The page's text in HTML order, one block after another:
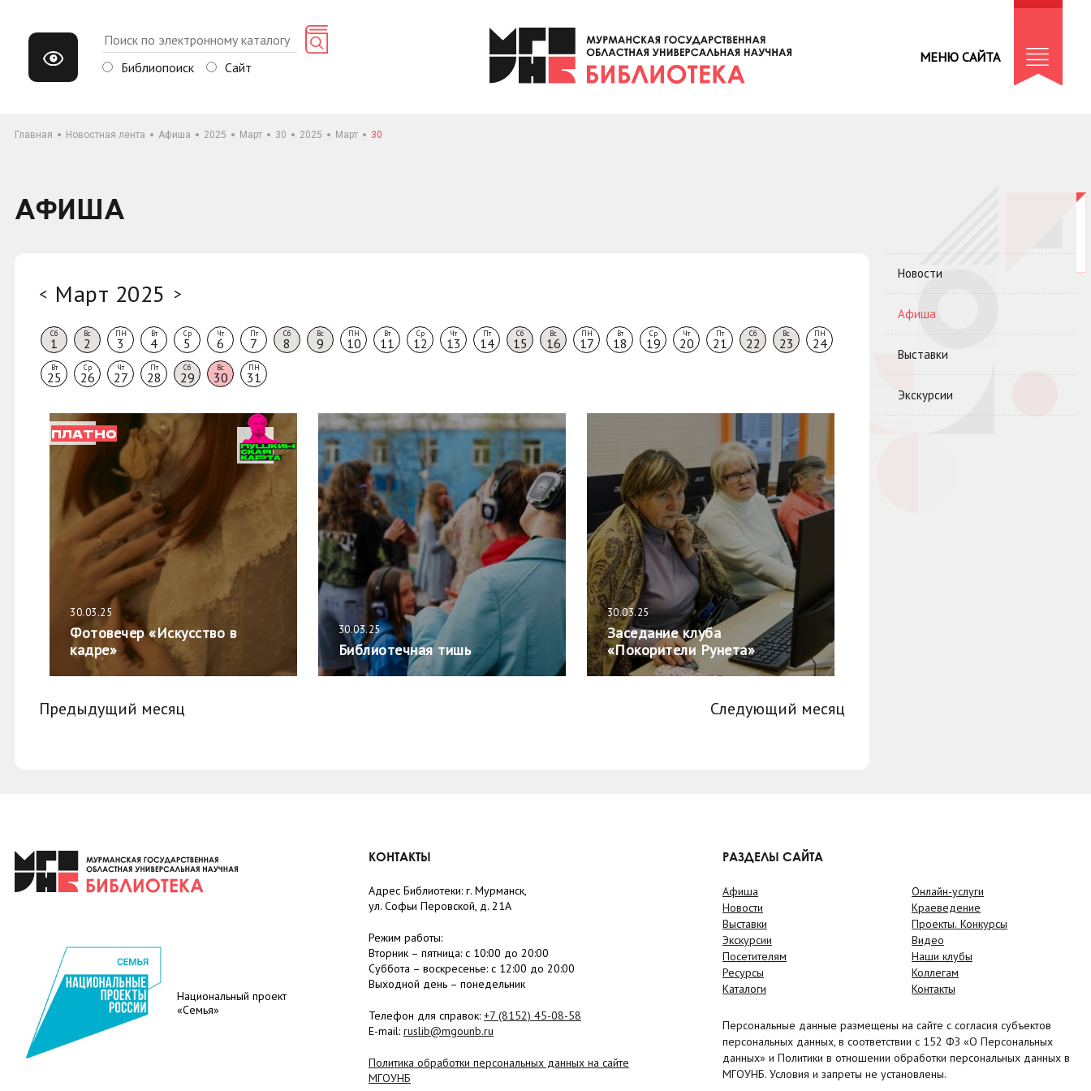
Библиопоиск Сайт
МЕНЮ САЙТА
Главная Новостная лента Афиша 2025 Март 30 2025 Март 30
АФИША
< Март 2025 >
Сб
1
Вс
2
ПН
3
Вт
4
Ср
5
Чт
6
Пт
7
Сб
8
Вс
9
ПН
10
Вт
11
Ср
12
Чт
13
Пт
14
Сб
15
Вс
16
ПН
17
Вт
18
Ср
19
Чт
20
Пт
21
Сб
22
Вс
23
ПН
24
Вт
25
Ср
26
Чт
27
Пт
28
Сб
29
Вс
30
ПН
31
ПЛАТНО
30.03.25
Фотовечер «Искусство в
кадре»
30.03.25
Библиотечная тишь
30.03.25
Заседание клуба
«Покорители Рунета»
Предыдущий месяц Следующий месяц
Новости
Афиша
Выставки
Экскурсии
Национальный проект
«Семья»
КОНТАКТЫ
Адрес Библиотеки: г. Мурманск,
ул. Софьи Перовской, д. 21А
Режим работы:
Вторник – пятница: с 10:00 до 20:00
Суббота – воскресенье: c 12:00 до 20:00
Выходной день – понедельник
Телефон для справок: +7 (8152) 45-08-58
E-mail: ruslib@mgounb.ru
Политика обработки персональных данных на сайте
МГОУНБ
РАЗДЕЛЫ САЙТА
Афиша
Новости
Выставки
Экскурсии
Посетителям
Ресурсы
Каталоги
Онлайн-услуги
Краеведение
Проекты. Конкурсы
Видео
Наши клубы
Коллегам
Контакты
Персональные данные размещены на сайте с согласия субъектов
персональных данных, в соответствии с 152 ФЗ «О Персональных
данных» и Политики в отношении обработки персональных данных в
МГОУНБ. Условия и запреты не установлены.